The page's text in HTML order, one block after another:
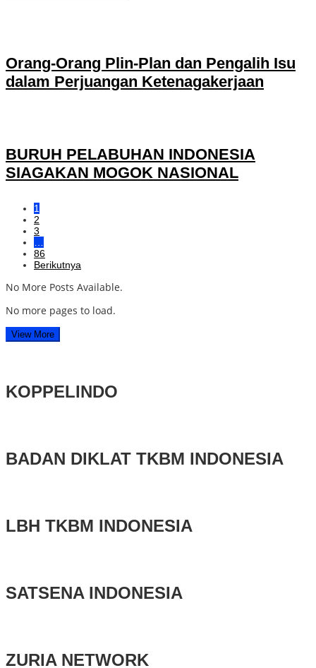
Orang-Orang Plin-Plan dan Pengalih Isu
dalam Perjuangan Ketenagakerjaan
BURUH PELABUHAN INDONESIA
SIAGAKAN MOGOK NASIONAL
1
2
3
…
86
Berikutnya
No More Posts Available.
No more pages to load.
View More
KOPPELINDO
BADAN DIKLAT TKBM INDONESIA
LBH TKBM INDONESIA
SATSENA INDONESIA
ZURIA NETWORK